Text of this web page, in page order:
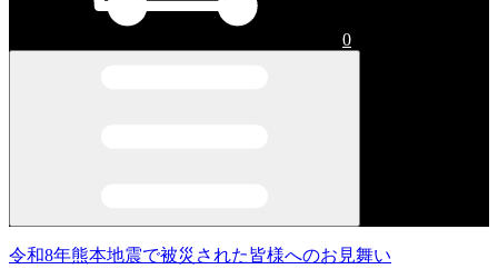
0
令和8年熊本地震で被災された皆様へのお見舞い